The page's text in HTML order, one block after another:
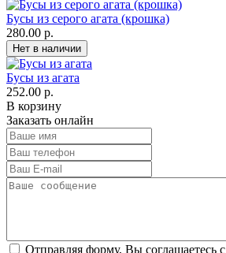
Бусы из серого агата (крошка)
280.00 р.
Бусы из агата
252.00 р.
В корзину
Заказать онлайн
Отправляя форму, Вы соглашаетесь с